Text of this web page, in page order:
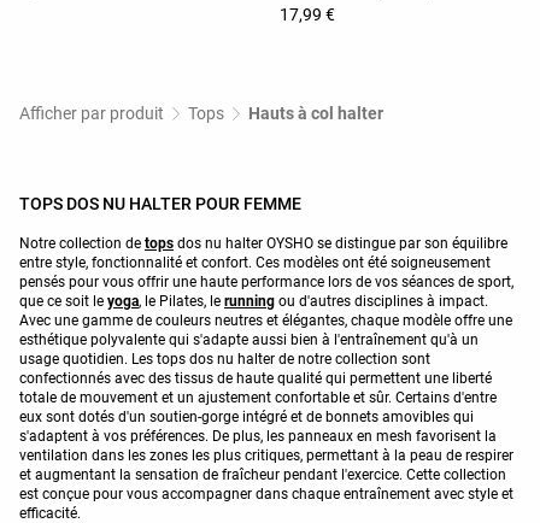
17,99 €
Afficher par produit Tops Hauts à col halter
TOPS DOS NU HALTER POUR FEMME
Notre collection de tops dos nu halter OYSHO se distingue par son équilibre
entre style, fonctionnalité et confort. Ces modèles ont été soigneusement
pensés pour vous offrir une haute performance lors de vos séances de sport,
que ce soit le yoga, le Pilates, le running ou d'autres disciplines à impact.
Avec une gamme de couleurs neutres et élégantes, chaque modèle offre une
esthétique polyvalente qui s'adapte aussi bien à l'entraînement qu'à un
usage quotidien. Les tops dos nu halter de notre collection sont
confectionnés avec des tissus de haute qualité qui permettent une liberté
totale de mouvement et un ajustement confortable et sûr. Certains d'entre
eux sont dotés d'un soutien-gorge intégré et de bonnets amovibles qui
s'adaptent à vos préférences. De plus, les panneaux en mesh favorisent la
ventilation dans les zones les plus critiques, permettant à la peau de respirer
et augmentant la sensation de fraîcheur pendant l'exercice. Cette collection
est conçue pour vous accompagner dans chaque entraînement avec style et
efficacité.